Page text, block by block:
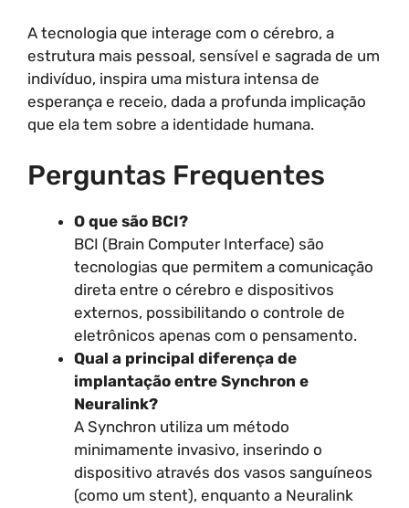
A tecnologia que interage com o cérebro, a
estrutura mais pessoal, sensível e sagrada de um
indivíduo, inspira uma mistura intensa de
esperança e receio, dada a profunda implicação
que ela tem sobre a identidade humana.
Perguntas Frequentes
O que são BCI?
BCI (Brain Computer Interface) são
tecnologias que permitem a comunicação
direta entre o cérebro e dispositivos
externos, possibilitando o controle de
eletrônicos apenas com o pensamento.
Qual a principal diferença de
implantação entre Synchron e
Neuralink?
A Synchron utiliza um método
minimamente invasivo, inserindo o
dispositivo através dos vasos sanguíneos
(como um stent), enquanto a Neuralink